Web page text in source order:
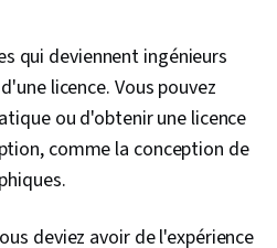
qui deviennent ingénieurs
licence. Vous pouvez
ou d'obtenir une licence
comme la conception de
deviez avoir de l'expérience